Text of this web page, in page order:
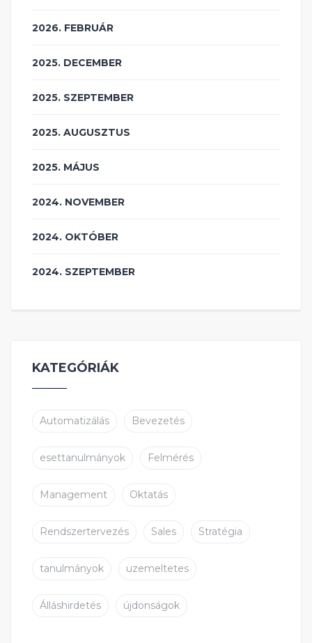
2026. FEBRUÁR
2025. DECEMBER
2025. SZEPTEMBER
2025. AUGUSZTUS
2025. MÁJUS
2024. NOVEMBER
2024. OKTÓBER
2024. SZEPTEMBER
KATEGÓRIÁK
Automatizálás Bevezetés
esettanulmányok Felmérés
Management Oktatás
Rendszertervezés Sales Stratégia
tanulmányok uzemeltetes
Álláshirdetés újdonságok